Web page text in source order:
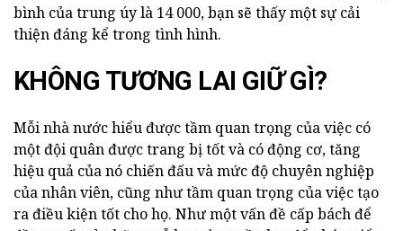
bình của trung úy là 14 000, bạn sẽ thấy một sự cải
thiện đáng kể trong tình hình.
KHÔNG TƯƠNG LAI GIỮ GÌ?
Mỗi nhà nước hiểu được tầm quan trọng của việc có
một đội quân được trang bị tốt và có động cơ, tăng
hiệu quả của nó chiến đấu và mức độ chuyên nghiệp
của nhân viên, cũng như tầm quan trọng của việc tạo
ra điều kiện tốt cho họ. Như một vấn đề cấp bách để